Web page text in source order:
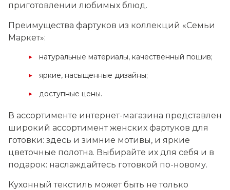
приготовлении любимых блюд.
Преимущества фартуков из коллекций «Семьи
Маркет»:
натуральные материалы, качественный пошив;
яркие, насыщенные дизайны;
доступные цены.
В ассортименте интернет-магазина представлен
широкий ассортимент женских фартуков для
готовки: здесь и зимние мотивы, и яркие
цветочные полотна. Выбирайте их для себя и в
подарок: наслаждайтесь готовкой по-новому.
Кухонный текстиль может быть не только